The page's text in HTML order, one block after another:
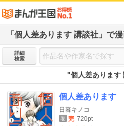
「個人差あります 講談社」で
詳細
検索
"個人差あります
個人差あります
日暮キノコ
巻 完 720pt